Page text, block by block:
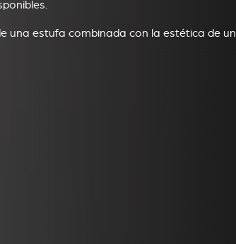
una estufa combinada con la estética de un